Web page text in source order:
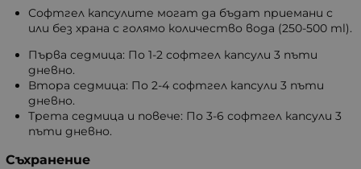
Софтгел капсулите могат да бъдат приемани с
или без храна с голямо количество вода (250-500 ml).
Първа седмица: По 1-2 софтгел капсули 3 пъти
дневно.
Втора седмица: По 2-4 софтгел капсули 3 пъти
дневно.
Трета седмица и повече: По 3-6 софтгел капсули 3
пъти дневно.
Съхранение